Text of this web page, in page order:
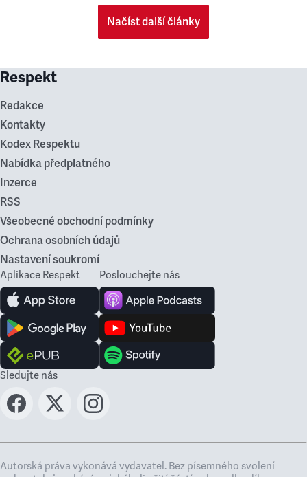
Načíst další články
Respekt
Redakce
Kontakty
Kodex Respektu
Nabídka předplatného
Inzerce
RSS
Všeobecné obchodní podmínky
Ochrana osobních údajů
Nastavení soukromí
Aplikace Respekt Poslouchejte nás
Sledujte nás
Autorská práva vykonává vydavatel. Bez písemného svolení